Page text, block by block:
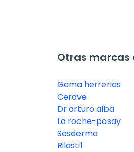
Otras marcas
Gema herrerias
Cerave
Dr arturo alba
La roche-posay
Sesderma
Rilastil